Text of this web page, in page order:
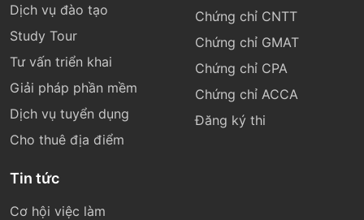
Dịch vụ đào tạo
Study Tour
Tư vấn triển khai
Giải pháp phần mềm
Dịch vụ tuyển dụng
Cho thuê địa điểm
Chứng chỉ CNTT
Chứng chỉ GMAT
Chứng chỉ CPA
Chứng chỉ ACCA
Đăng ký thi
Tin tức
Cơ hội việc làm